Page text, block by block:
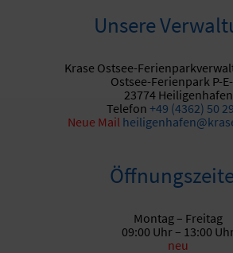
Unsere
Krase Ostsee-
Ostsee-Ferienpark P-
23774 Heiligenhafen
Telefon +49 (4362) 50
Neue Mail
Montag – Freitag
09:00 Uhr – 13:00
neu